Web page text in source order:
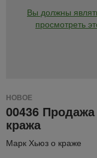
Вы должны
просмотреть
НОВОЕ
00436
кража
Марк Хьюз о краже